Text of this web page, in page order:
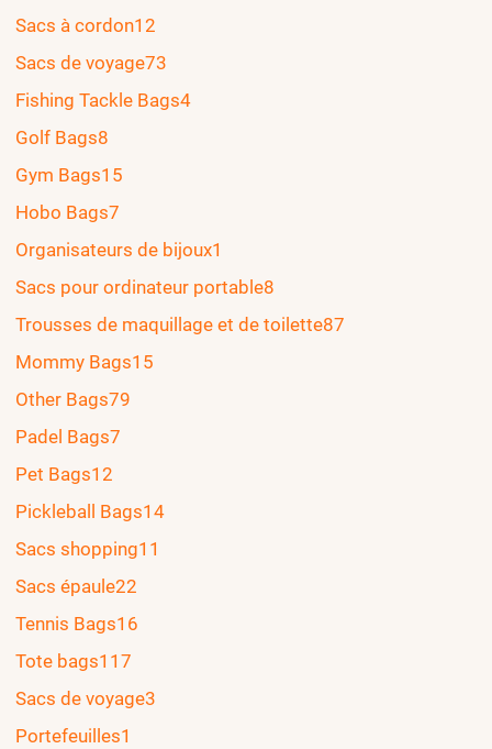
Sacs à cordon12
Sacs de voyage73
Fishing Tackle Bags4
Golf Bags8
Gym Bags15
Hobo Bags7
Organisateurs de bijoux1
Sacs pour ordinateur portable8
Trousses de maquillage et de toilette87
Mommy Bags15
Other Bags79
Padel Bags7
Pet Bags12
Pickleball Bags14
Sacs shopping11
Sacs épaule22
Tennis Bags16
Tote bags117
Sacs de voyage3
Portefeuilles1